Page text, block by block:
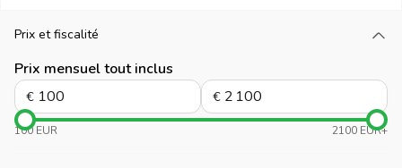
Prix et fiscalité
Prix mensuel tout inclus
€ €
100 EUR 2100 EUR+